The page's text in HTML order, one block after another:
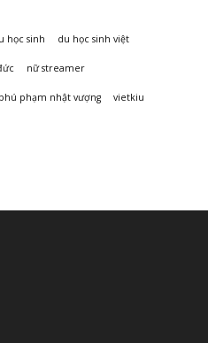
học sinh du học sinh việt
nữ streamer
phạm nhật vượng vietkiu